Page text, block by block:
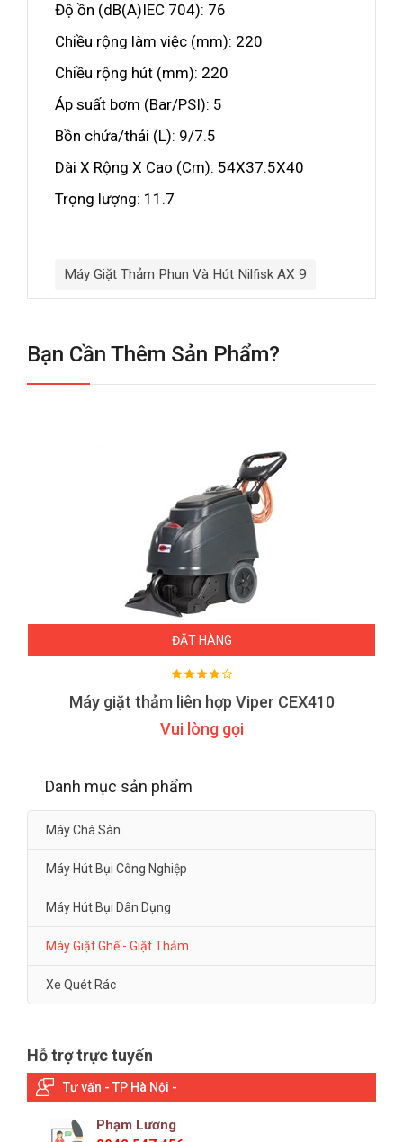
Độ ồn (dB(A)IEC 704): 76
Chiều rộng làm việc (mm): 220
Chiều rộng hút (mm): 220
Áp suất bơm (Bar/PSI): 5
Bồn chứa/thải (L): 9/7.5
Dài X Rộng X Cao (Cm): 54X37.5X40
Trọng lượng: 11.7
Máy Giặt Thảm Phun Và Hút Nilfisk AX 9
Bạn Cần Thêm Sản Phẩm?
ĐẶT HÀNG
Máy giặt thảm liên hợp Viper CEX410
Vui lòng gọi
Danh mục sản phẩm
Máy Chà Sàn
Máy Hút Bụi Công Nghiệp
Máy Hút Bụi Dân Dụng
Máy Giặt Ghế - Giặt Thảm
Xe Quét Rác
Hỗ trợ trực tuyến
Tư vấn - TP Hà Nội -
Phạm Lương